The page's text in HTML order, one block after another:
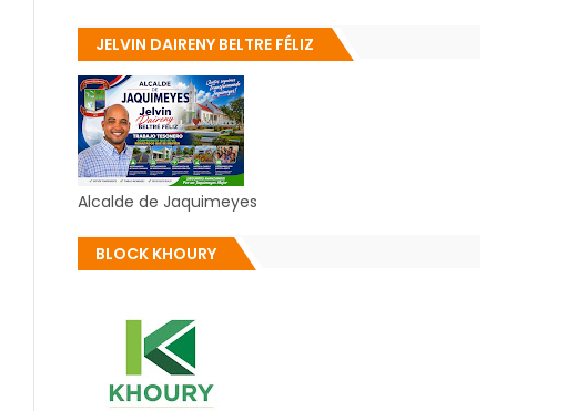
JELVIN DAIRENY BELTRE FÉLIZ
Alcalde de Jaquimeyes
BLOCK KHOURY